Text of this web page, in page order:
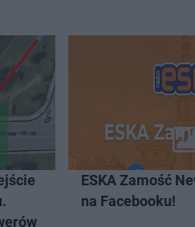
ESKA Zamość
na Facebooku!